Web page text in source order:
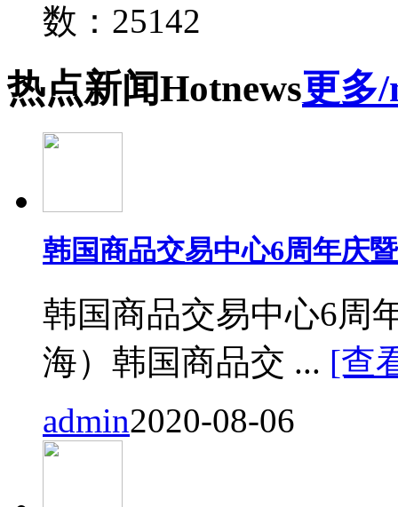
数：25142
热点新闻Hotnews更多
韩国商品交易中心6周年庆
韩国商品交易中心6周
海）韩国商品交 ... [查
admin2020-08-06